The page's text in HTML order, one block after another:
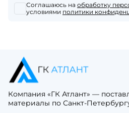
Соглашаюсь на обработку
условиями политики
Компания «ГК Атлант» —
материалы по Санкт-